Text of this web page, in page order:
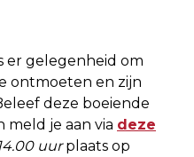
er gelegenheid om
ontmoeten en zijn
deze boeiende
meld je aan via deze
uurplaats op